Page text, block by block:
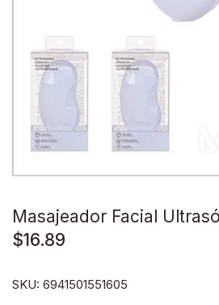
Masajeador Facial
$16.89
SKU: 6941501551605
Disney Animals
Blind boxes